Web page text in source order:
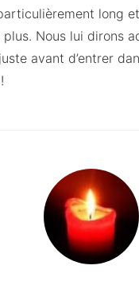
Nous lui dirons
avant d’entrer